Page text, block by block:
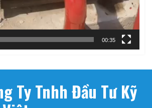
00:35
Ty Tnhh Đầu Tư Kỹ